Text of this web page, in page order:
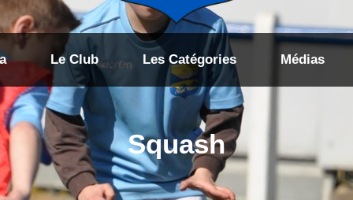
Le Club Les Catégories Médias
Squash